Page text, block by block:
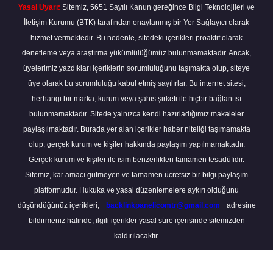
Yasal Uyarı: Sitemiz, 5651 Sayılı Kanun gereğince Bilgi Teknolojileri ve
İletişim Kurumu (BTK) tarafından onaylanmış bir Yer Sağlayıcı olarak
hizmet vermektedir. Bu nedenle, sitedeki içerikleri proaktif olarak
denetleme veya araştırma yükümlülüğümüz bulunmamaktadır. Ancak,
üyelerimiz yazdıkları içeriklerin sorumluluğunu taşımakta olup, siteye
üye olarak bu sorumluluğu kabul etmiş sayılırlar. Bu internet sitesi,
herhangi bir marka, kurum veya şahıs şirketi ile hiçbir bağlantısı
bulunmamaktadır. Sitede yalnızca kendi hazırladığımız makaleler
paylaşılmaktadır. Burada yer alan içerikler haber niteliği taşımamakta
olup, gerçek kurum ve kişiler hakkında paylaşım yapılmamaktadır.
Gerçek kurum ve kişiler ile isim benzerlikleri tamamen tesadüfidir.
Sitemiz, kar amacı gütmeyen ve tamamen ücretsiz bir bilgi paylaşım
platformudur. Hukuka ve yasal düzenlemelere aykırı olduğunu
düşündüğünüz içerikleri,
backlinkpanelicomtr@gmail.com
adresine
bildirmeniz halinde, ilgili içerikler yasal süre içerisinde sitemizden
kaldırılacaktır.